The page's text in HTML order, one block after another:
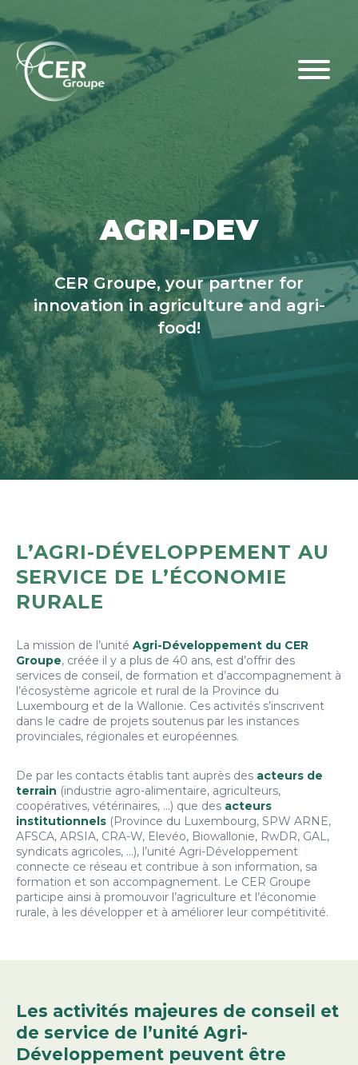
AGRI-DEV
CER Groupe, your partner for
innovation in agriculture and agri-
food!
L’AGRI-DÉVELOPPEMENT AU
SERVICE DE L’ÉCONOMIE
RURALE
La mission de l’unité Agri-Développement du CER
Groupe, créée il y a plus de 40 ans, est d’offrir des
services de conseil, de formation et d’accompagnement à
l’écosystème agricole et rural de la Province du
Luxembourg et de la Wallonie. Ces activités s’inscrivent
dans le cadre de projets soutenus par les instances
provinciales, régionales et européennes.
De par les contacts établis tant auprès des acteurs de
terrain (industrie agro-alimentaire, agriculteurs,
coopératives, vétérinaires, …) que des acteurs
institutionnels (Province du Luxembourg, SPW ARNE,
AFSCA, ARSIA, CRA-W, Elevéo, Biowallonie, RwDR, GAL,
syndicats agricoles, …), l’unité Agri-Développement
connecte ce réseau et contribue à son information, sa
formation et son accompagnement. Le CER Groupe
participe ainsi à promouvoir l’agriculture et l’économie
rurale, à les développer et à améliorer leur compétitivité.
Les activités majeures de conseil et
de service de l’unité Agri-
Développement peuvent être